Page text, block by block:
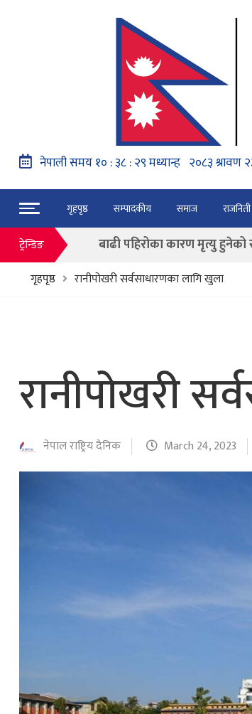
गृहपृष्ठ सम्पादकीय समाज राजनिती
ट्रेन्डिङ
नेपाल वायुसेवाको राहत
हङ्गेरी सरकारले एकल मुद्राको
फाैजदारी अपराधमा अनुसन्धान र
“जेन जी” अभियन्ताद्वारा ओली
बाढी पहिरोका कारण मृत्यु
नेपाल वायुसेवाको राहत
गृहपृष्ठ रानीपोखरी सर्वसाधारणका लागि खुला
रानीपोखरी
नेपाल राष्ट्रिय दैनिक March 24, 2023